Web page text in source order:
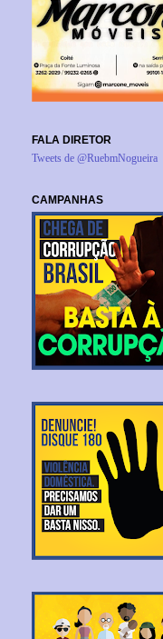
FALA DIRETOR
Tweets de @RuebmNogueira
CAMPANHAS